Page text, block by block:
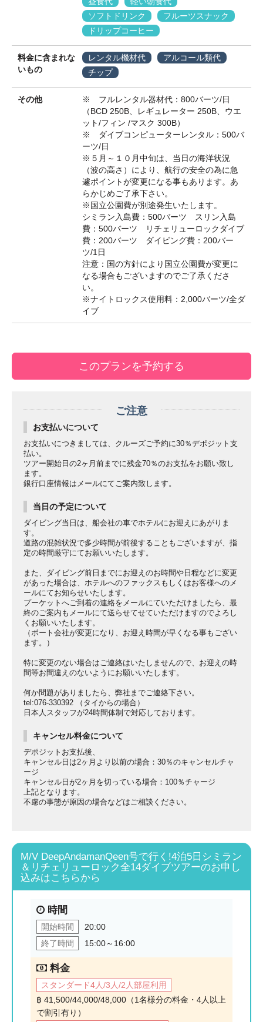
ソフトドリンク
フルーツスナック
ドリップコーヒー
料金に含まれな
いもの
レンタル機材代
アルコール類代
チップ
その他
※ フルレンタル器材代：800バーツ/日
（BCD 250B、レギュレーター 250B、ウエ
ット/フィン /マスク 300B）
※ ダイブコンピューターレンタル：500バ
ーツ/日
※５月～１０月中旬は、当日の海洋状況
（波の高さ）により、航行の安全の為に急
遽ポイントが変更になる事もあります。あ
らかじめご了承下さい。
※国立公園費が別途発生いたします。
シミラン入島費：500バーツ スリン入島
費：500バーツ リチェリューロックダイブ
費：200バーツ ダイビング費：200バー
ツ/1日
注意：国の方針により国立公園費が変更に
なる場合もございますのでご了承くださ
い。
※ナイトロックス使用料：2,000バーツ/全ダ
イブ
ご注意
お支払いについて
お支払いにつきましては、クルーズご予約に30％デポジット支
払い。
ツアー開始日の2ヶ月前までに残金70％のお支払をお願い致し
ます。
銀行口座情報はメールにてご案内致します。
当日の予定について
ダイビング当日は、船会社の車でホテルにお迎えにあがりま
す。
道路の混雑状況で多少時間が前後することもございますが、指
定の時間厳守にてお願いいたします。
また、ダイビング前日までにお迎えのお時間や日程などに変更
があった場合は、ホテルへのファックスもしくはお客様へのメ
ールにてお知らせいたします。
プーケットへご到着の連絡をメールにていただけましたら、最
終のご案内もメールにて送らせてせていただけますのでよろし
くお願いいたします。
（ボート会社が変更になり、お迎え時間が早くなる事もござい
ます。）
特に変更のない場合はご連絡はいたしませんので、お迎えの時
間等お間違えのないようにお願いいたします。
何か問題がありましたら、弊社までご連絡下さい。
tel:076-330392 （タイからの場合）
日本人スタッフが24時間体制で対応しております。
キャンセル料金について
デポジットお支払後、
キャンセル日は2ヶ月より以前の場合：30％のキャンセルチャ
ージ
キャンセル日が2ヶ月を切っている場合：100％チャージ
上記となります。
不慮の事態が原因の場合などはご相談ください。
M/V DeepAndamanQeen号で行く!4泊5日シミラン
＆リチェリューロック全14ダイブツアーのお申し
込みはこちらから
時間
開始時間
20:00
終了時間
15:00～16:00
料金
スタンダード4人/3人/2人部屋利用
฿ 41,500/44,000/48,000（1名様分の料金・4人以上
で割引有り）